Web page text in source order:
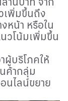
เพิ่มขึ้นถึง
หน้า หรือใน
วโน้มเพิ่มขึ้น
ผู้บริโภคให้
ค้ากลุ่ม
นไลน์ขยาย